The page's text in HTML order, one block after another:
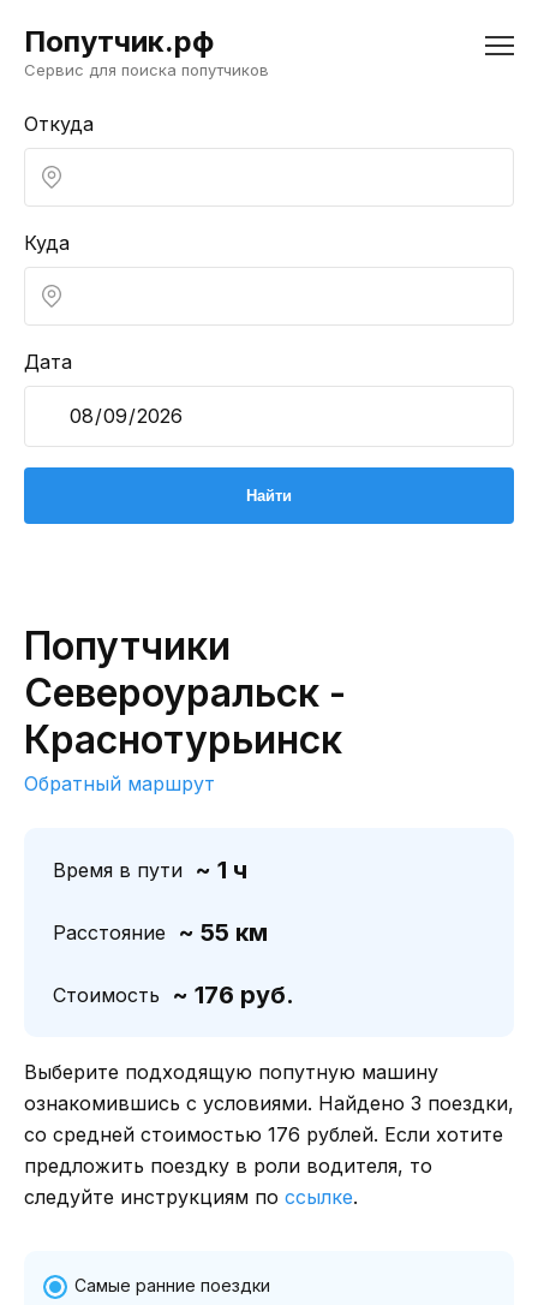
Попутчик.рф
Сервис для поиска попутчиков
Откуда
Куда
Дата
Попутчики
Североуральск -
Краснотурьинск
Обратный маршрут
Время в пути ~ 1 ч
Расстояние ~ 55 км
Стоимость ~ 176 руб.
Выберите подходящую попутную машину
ознакомившись с условиями. Найдено 3 поездки,
со средней стоимостью 176 рублей. Если хотите
предложить поездку в роли водителя, то
следуйте инструкциям по ссылке.
Самые ранние поездки